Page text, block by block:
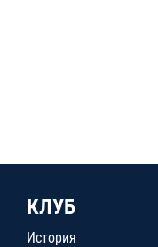
КЛУБ
История